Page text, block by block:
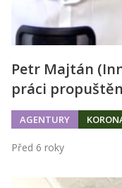
Petr Majtán
práci
AGENTURY
Před 6 roky